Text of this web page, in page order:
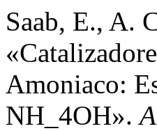
Saab, E., A.
Amoniaco:
NH_4OH».